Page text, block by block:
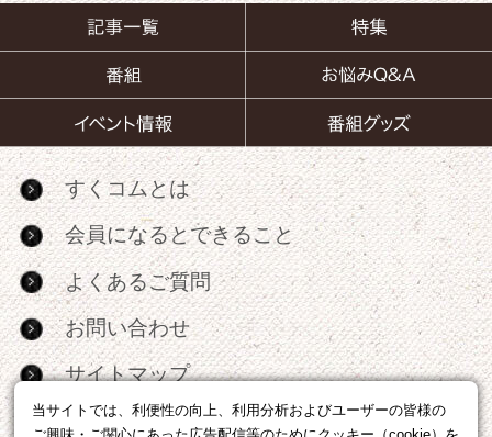
当サイトでは、利便性の向上、利用分析およびユーザーの皆様の
すくコムとは
会員になるとできること
よくあるご質問
お問い合わせ
サイトマップ
RSS